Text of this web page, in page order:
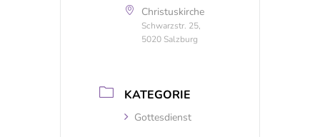
Christuskirche
Schwarzstr. 25,
5020 Salzburg
KATEGORIE
Gottesdienst